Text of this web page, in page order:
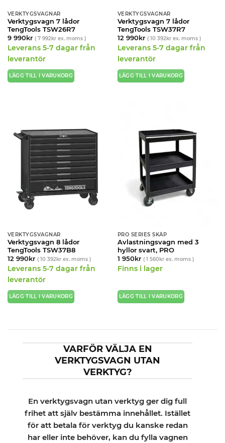
VERKTYGSVAGNAR
Verktygsvagn 7 lådor
TengTools TSW26R7
9 990kr ( 7 992krex. moms )
Leverans 5-7 dagar från
leverantör
LÄGG TILL I VARUKORG
VERKTYGSVAGNAR
Verktygsvagn 7 lådor
TengTools TSW37R7
12 990kr ( 10 392krex. moms )
Leverans 5-7 dagar från
leverantör
LÄGG TILL I VARUKORG
VERKTYGSVAGNAR
Verktygsvagn 8 lådor
TengTools TSW37B8
12 990kr ( 10 392krex. moms )
Leverans 5-7 dagar från
leverantör
LÄGG TILL I VARUKORG
PRO SERIES SKÅP
Avlastningsvagn med 3
hyllor svart, PRO
1 950kr ( 1 560krex. moms )
Finns i lager
LÄGG TILL I VARUKORG
VARFÖR VÄLJA EN
VERKTYGSVAGN UTAN
VERKTYG?
En verktygsvagn utan verktyg ger dig full
frihet att själv bestämma innehållet. Istället
för att betala för verktyg du kanske redan
har eller inte behöver, kan du fylla vagnen